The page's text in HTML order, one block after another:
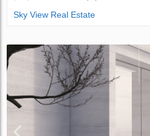
Sky View Real Estate